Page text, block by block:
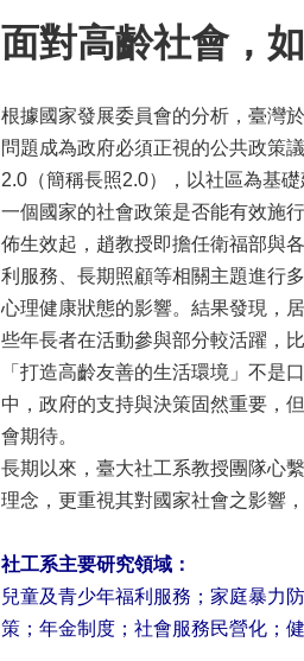
面對高齡社會，
根據國家發展委員會的分析，臺灣
問題成為政府必須正視的公共政策
2.0（簡稱長照2.0），以社區為基
一個國家的社會政策是否能有效施
佈生效起，趙教授即擔任衛福部與
利服務、長期照顧等相關主題進行
心理健康狀態的影響。結果發現，
些年長者在活動參與部分較活躍，
「打造高齡友善的生活環境」不是
中，政府的支持與決策固然重要，
會期待。
長期以來，臺大社工系教授團隊心
理念，更重視其對國家社會之影響
社工系主要研究領域：
兒童及青少年福利服務；家庭暴力
策；年金制度；社會服務民營化；